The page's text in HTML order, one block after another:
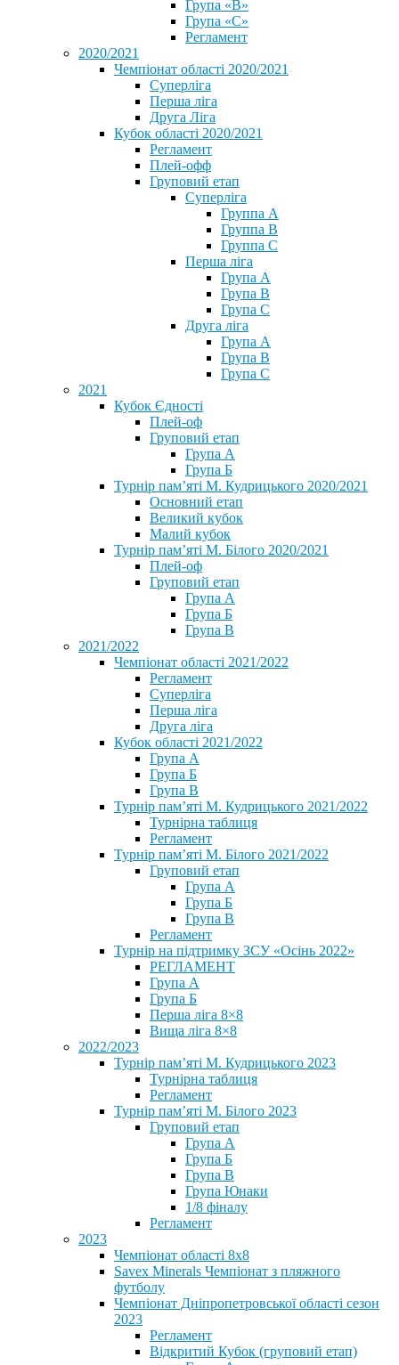
Група «B»
Група «C»
Регламент
2020/2021
Чемпіонат області 2020/2021
Суперліга
Перша ліга
Друга Ліга
Кубок області 2020/2021
Регламент
Плей-офф
Груповий етап
Суперліга
Группа A
Группа B
Группа C
Перша ліга
Група A
Група B
Група C
Друга ліга
Група A
Група B
Група C
2021
Кубок Єдності
Плей-оф
Груповий етап
Група А
Група Б
Турнір пам’яті М. Кудрицького 2020/2021
Основний етап
Великий кубок
Малий кубок
Турнір пам’яті М. Білого 2020/2021
Плей-оф
Груповий етап
Група А
Група Б
Група В
2021/2022
Чемпіонат області 2021/2022
Регламент
Суперліга
Перша ліга
Друга ліга
Кубок області 2021/2022
Група А
Група Б
Група В
Турнір пам’яті М. Кудрицького 2021/2022
Турнірна таблиця
Регламент
Турнір пам’яті М. Білого 2021/2022
Груповий етап
Група А
Група Б
Група В
Регламент
Турнір на підтримку ЗСУ «Осінь 2022»
РЕГЛАМЕНТ
Група А
Група Б
Перша ліга 8×8
Вища ліга 8×8
2022/2023
Турнір пам’яті М. Кудрицького 2023
Турнірна таблиця
Регламент
Турнір пам’яті М. Білого 2023
Груповий етап
Група А
Група Б
Група В
Група Юнаки
1/8 фіналу
Регламент
2023
Чемпіонат області 8х8
Savex Minerals Чемпіонат з пляжного
футболу
Чемпіонат Дніпропетровської області сезон
2023
Регламент
Відкритий Кубок (груповий етап)